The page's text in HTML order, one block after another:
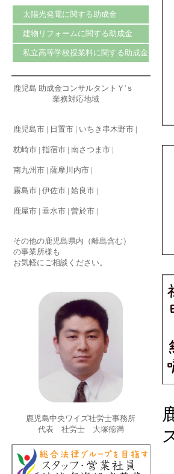
太陽光発電に関する助成金
建物リフォームに関する助成金
私立高等学校授業料に関する助成金
鹿児島 助成金コンサルタントＹ'ｓ
業務対応地域
鹿児島市 | 日置市 | いちき串木野市 |
枕崎市 | 指宿市 | 南さつま市 |
南九州市 | 薩摩川内市 |
霧島市 | 伊佐市 | 姶良市 |
鹿屋市 | 垂水市 | 曽於市 |
その他の鹿児島県内（離島含む）
の事業所様も
お気軽にご相談ください。
鹿児島中央ワイズ社労士事務所
代表 社労士 大塚徳満